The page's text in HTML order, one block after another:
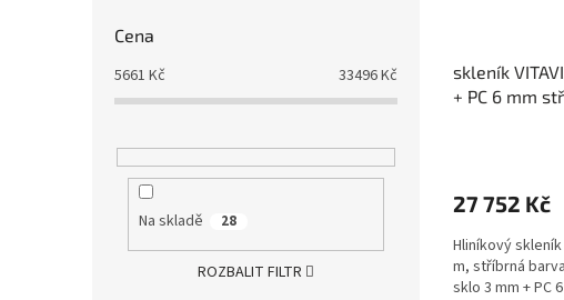
Cena
5661 Kč 33496Kč
Na skladě 28
ROZBALIT FILTR
skleník
+ PC 6 mm
27 752 Kč
Hliníkový
m, stříbrná
sklo 3 mm + PC